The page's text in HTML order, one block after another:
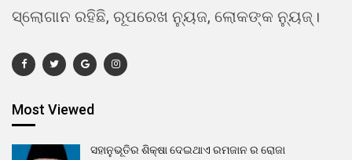
ସ୍ଲୋଗାନ ରହିଛି, ରୂପରେଖ ନ୍ୟୁଜ, ଲୋକଙ୍କ ନ୍ୟୁଜ୍।
Most Viewed
ସହାନୁଭୂତିର ଶିକ୍ଷା ଦେଇଥାଏ ରମଜାନ ର ରୋଜା